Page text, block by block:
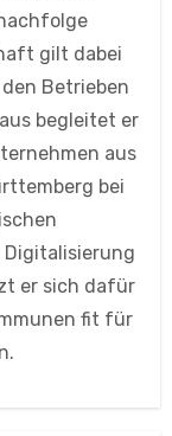
gilt dabei
Betrieben
begleitet er
aus
bei
er sich dafür
fit für